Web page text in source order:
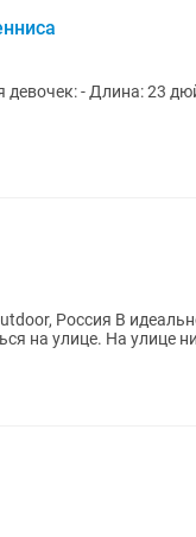
примерно
состоянии. С сеткой
на улице. На улице